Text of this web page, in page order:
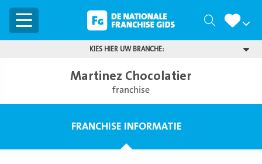
Menu Zoeken
KIES HIER UW BRANCHE:
Martinez Chocolatier
franchise
FRANCHISE INFORMATIE